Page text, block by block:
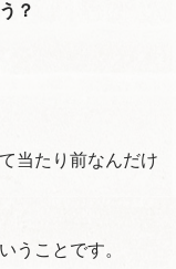
？
当たり前なんだけ
うことです。